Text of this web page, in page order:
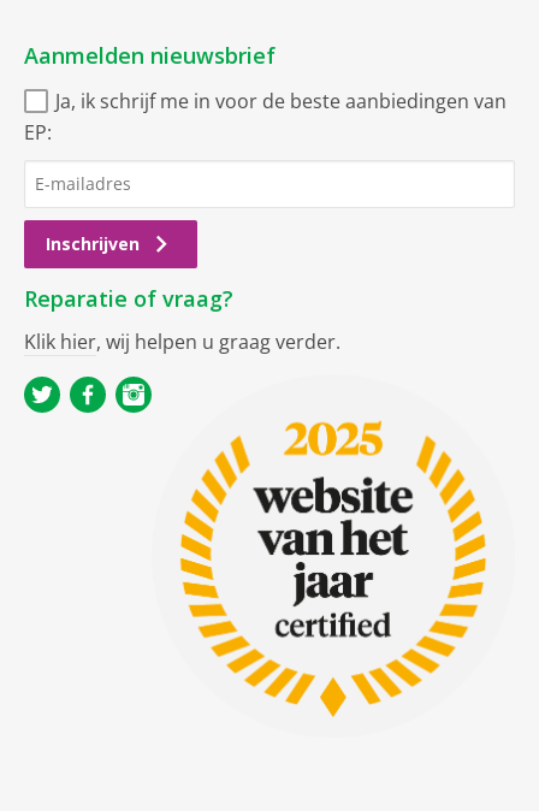
Aanmelden nieuwsbrief
Ja, ik schrijf me in voor de beste aanbiedingen van
EP:
Inschrijven
Reparatie of vraag?
Klik hier, wij helpen u graag verder.